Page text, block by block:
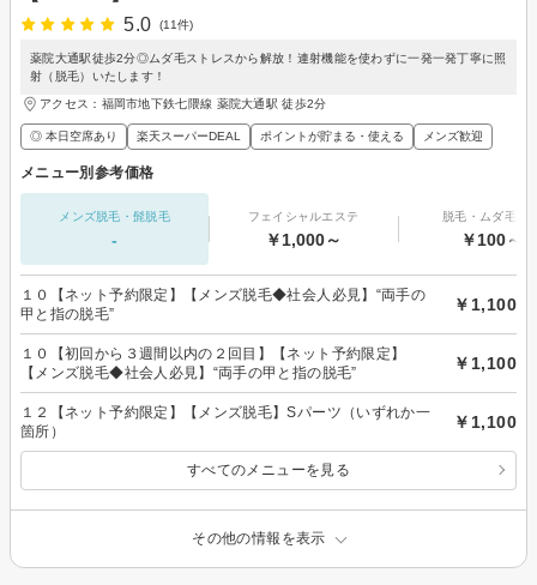
5.0
(11件)
薬院大通駅徒歩2分◎ムダ毛ストレスから解放！連射機能を使わずに一発一発丁寧に照
射（脱毛）いたします！
アクセス：福岡市地下鉄七隈線 薬院大通駅 徒歩2分
◎ 本日空席あり 楽天スーパーDEAL ポイントが貯まる・使える メンズ歓迎
メニュー別参考価格
メンズ脱毛・髭脱毛
-
フェイシャルエステ
￥1,000～
脱毛・ムダ毛処
￥100～
１０【ネット予約限定】【メンズ脱毛◆社会人必見】“両手の
甲と指の脱毛”
￥1,100
１０【初回から３週間以内の２回目】【ネット予約限定】
【メンズ脱毛◆社会人必見】“両手の甲と指の脱毛”
￥1,100
１２【ネット予約限定】【メンズ脱毛】Sパーツ（いずれか一
箇所）
￥1,100
すべてのメニューを見る
その他の情報を表示